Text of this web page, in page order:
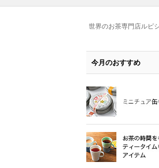
世界のお茶専門店ルピ
今月のおすすめ